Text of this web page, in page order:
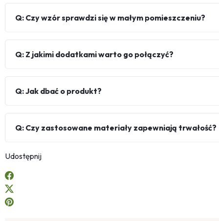
Q: Czy wzór sprawdzi się w małym pomieszczeniu?
Q: Z jakimi dodatkami warto go połączyć?
Q: Jak dbać o produkt?
Q: Czy zastosowane materiały zapewniają trwałość?
Udostępnij